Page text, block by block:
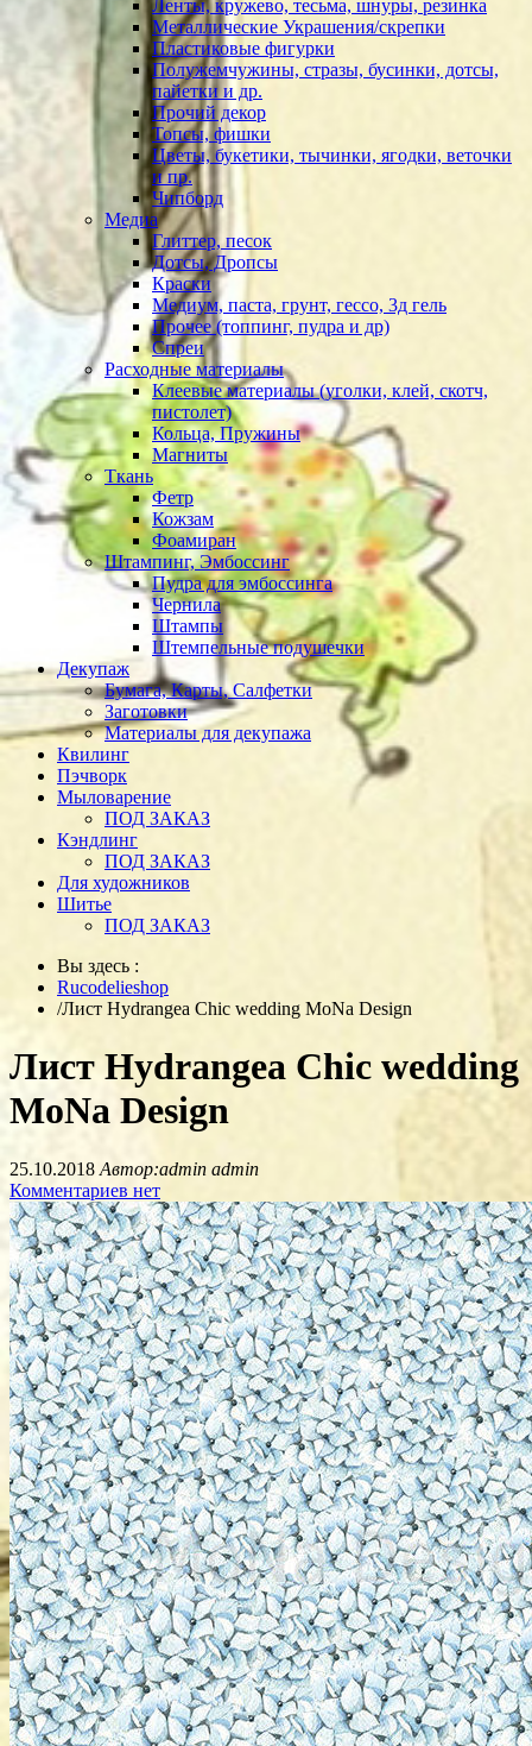
Ленты, кружево, тесьма, шнуры, резинка
Металлические Украшения/скрепки
Пластиковые фигурки
Полужемчужины, стразы, бусинки, дотсы,
пайетки и др.
Прочий декор
Топсы, фишки
Цветы, букетики, тычинки, ягодки, веточки
и пр.
Чипборд
Медиа
Глиттер, песок
Дотсы, Дропсы
Краски
Медиум, паста, грунт, гессо, 3д гель
Прочее (топпинг, пудра и др)
Спреи
Расходные материалы
Клеевые материалы (уголки, клей, скотч,
пистолет)
Кольца, Пружины
Магниты
Ткань
Фетр
Кожзам
Фоамиран
Штампинг, Эмбоссинг
Пудра для эмбоссинга
Чернила
Штампы
Штемпельные подушечки
Декупаж
Бумага, Карты, Салфетки
Заготовки
Материалы для декупажа
Квилинг
Пэчворк
Мыловарение
ПОД ЗАКАЗ
Кэндлинг
ПОД ЗАКАЗ
Для художников
Шитье
ПОД ЗАКАЗ
Вы здесь :
Rucodelieshop
/Лист Hydrangea Chic wedding MoNa Design
Лист Hydrangea Chic wedding
MoNa Design
25.10.2018 Автор:admin admin
Комментариев нет